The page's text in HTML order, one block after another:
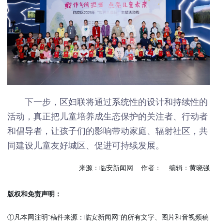
下一步，区妇联将通过系统性的设计和持续性的
活动，真正把儿童培养成生态保护的关注者、行动者
和倡导者，让孩子们的影响带动家庭、辐射社区，共
同建设儿童友好城区、促进可持续发展。
来源：临安新闻网 作者： 编辑：黄晓强
版权和免责声明：
①凡本网注明“稿件来源：临安新闻网”的所有文字、图片和音视频稿